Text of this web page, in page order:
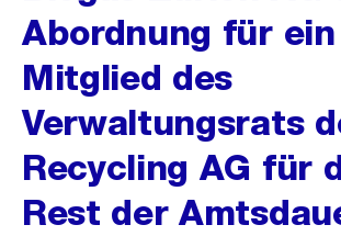
Abordnung für ein
Mitglied des
Verwaltungsrats
Recycling AG für
Rest der